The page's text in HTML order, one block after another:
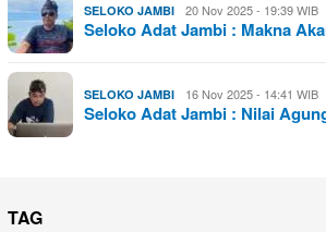
SELOKO JAMBI 20 Nov 2025 - 19:39 WIB
Seloko Adat Jambi : Makna
SELOKO JAMBI 16 Nov 2025 - 14:41 WIB
Seloko Adat Jambi : Nilai
TAG